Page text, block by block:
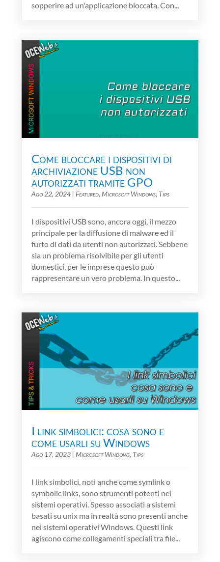
sopperire ad un'applicazione bloccata. Con...
Come bloccare i dispositivi di
archiviazione USB non
autorizzati tramite GPO
Ago 22, 2024| Featured, Microsoft Windows, Tips
I dispositivi USB sono, ancora oggi, il mezzo
principale per la diffusione di malware ed il
furto di dati da utenti non autorizzati. Sebbene
sia un problema risolvibile per gli utenti
domestici, per le imprese questo può
rappresentare un vero problema. In questo...
I link simbolici: cosa sono e
come usarli su Windows
Ago 17, 2023| Microsoft Windows, Tips
I link simbolici, noti anche come symlink o
symbolic links, sono strumenti potenti nei
sistemi operativi. Spesso associati a sistemi
basati su unix ma in realtà sono presenti anche
nei sistemi operativi Windows. Questi link
agiscono come collegamenti speciali tra file...